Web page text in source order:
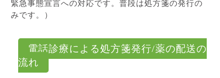
緊急事態宣言への対応です。普段は処方箋の発行の
みです。）
電話診療による処方箋発行/薬の配送の
流れ